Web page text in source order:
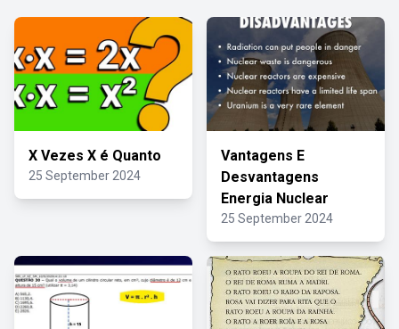
X Vezes X é Quanto
25 September 2024
Vantagens E
Desvantagens
Energia Nuclear
25 September 2024